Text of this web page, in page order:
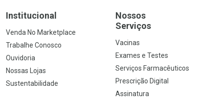
Institucional
Venda No Marketplace
Trabalhe Conosco
Ouvidoria
Nossas Lojas
Sustentabilidade
Nossos
Serviços
Vacinas
Exames e Testes
Serviços Farmacêuticos
Prescrição Digital
Assinatura